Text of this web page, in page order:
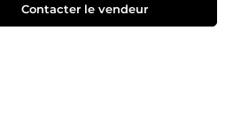
Contacter le vendeur